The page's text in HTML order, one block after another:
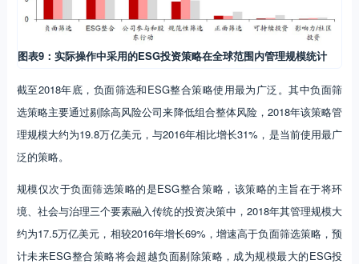
图表9：实际操作中采用的ESG投资策略在全球范围内管理规模统计
截至2018年底，负面筛选和ESG整合策略使用最为广泛。其中负面筛
选策略主要通过剔除高风险公司来降低组合整体风险，2018年该策略管
理规模大约为19.8万亿美元，与2016年相比增长31%，是当前使用最广
泛的策略。
规模仅次于负面筛选策略的是ESG整合策略，该策略的主旨在于将环
境、社会与治理三个要素融入传统的投资决策中，2018年其管理规模大
约为17.5万亿美元，相较2016年增长69%，增速高于负面筛选策略，预
计未来ESG整合策略将会超越负面剔除策略，成为规模最大的ESG投